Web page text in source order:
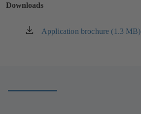
Downloads
Application brochure (1.3 MB)
(abre